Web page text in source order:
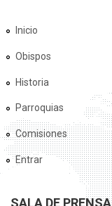
Inicio
Obispos
Historia
Parroquias
Comisiones
Entrar
SALA DE PRENSA